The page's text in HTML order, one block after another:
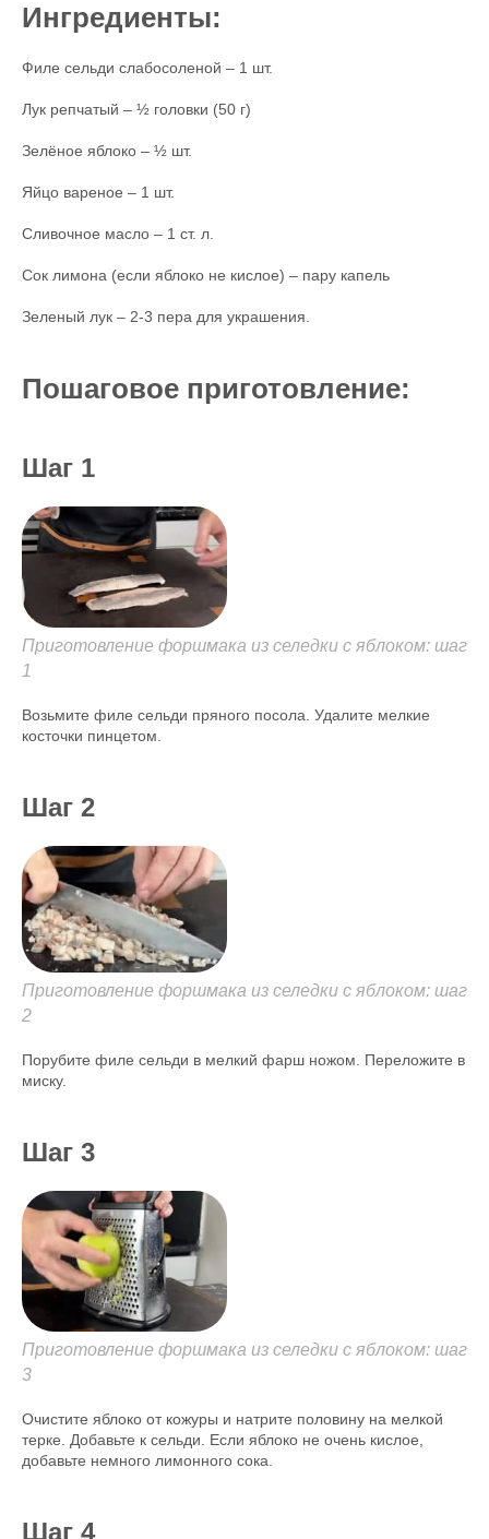
Ингредиенты:
Филе сельди слабосоленой – 1 шт.
Лук репчатый – ½ головки (50 г)
Зелёное яблоко – ½ шт.
Яйцо вареное – 1 шт.
Сливочное масло – 1 ст. л.
Сок лимона (если яблоко не кислое) – пару капель
Зеленый лук – 2-3 пера для украшения.
Пошаговое приготовление:
Шаг 1
Приготовление форшмака из селедки с яблоком: шаг
1
Возьмите филе сельди пряного посола. Удалите мелкие
косточки пинцетом.
Шаг 2
Приготовление форшмака из селедки с яблоком: шаг
2
Порубите филе сельди в мелкий фарш ножом. Переложите в
миску.
Шаг 3
Приготовление форшмака из селедки с яблоком: шаг
3
Очистите яблоко от кожуры и натрите половину на мелкой
терке. Добавьте к сельди. Если яблоко не очень кислое,
добавьте немного лимонного сока.
Шаг 4